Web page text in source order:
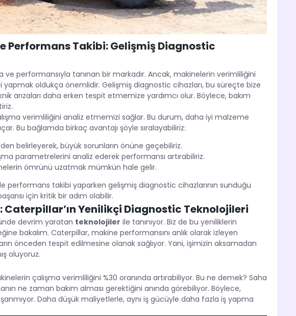
Performans Takibi: Gelişmiş Diagnostic
ve performansıyla tanınan bir markadır. Ancak, makinelerin verimliliğini
oldukça önemlidir. Gelişmiş diagnostic cihazları, bu süreçte bize
arızaları daha erken tespit etmemize yardımcı olur. Böylece, bakım
verimliliğini analiz etmemizi sağlar. Bu durum, daha iyi malzeme
Bu bağlamda birkaç avantajı şöyle sıralayabiliriz:
belirleyerek, büyük sorunların önüne geçebiliriz.
parametrelerini analiz ederek performansı artırabiliriz.
ömrünü uzatmak mümkün hale gelir.
performans takibi yaparken gelişmiş diagnostic cihazlarının sunduğu
için kritik bir adım olabilir.
Caterpillar’ın Yenilikçi Diagnostic Teknolojileri
devrim yaratan teknolojiler ile tanınıyor. Biz de bu yeniliklerin
bakalım. Caterpillar, makine performansını anlık olarak izleyen
önceden tespit edilmesine olanak sağlıyor. Yani, işimizin aksamadan
oluyoruz.
çalışma verimliliğini %30 oranında artırabiliyor. Bu ne demek? Saha
ne zaman bakım alması gerektiğini anında görebiliyor. Böylece,
Daha düşük maliyetlerle, aynı iş gücüyle daha fazla iş yapma